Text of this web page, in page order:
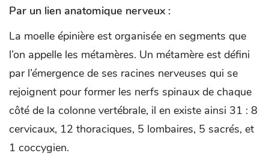
Par un lien anatomique nerveux :
La moelle épinière est organisée en segments que
l’on appelle les métamères. Un métamère est défini
par l’émergence de ses racines nerveuses qui se
rejoignent pour former les nerfs spinaux de chaque
côté de la colonne vertébrale, il en existe ainsi 31 : 8
cervicaux, 12 thoraciques, 5 lombaires, 5 sacrés, et
1 coccygien.